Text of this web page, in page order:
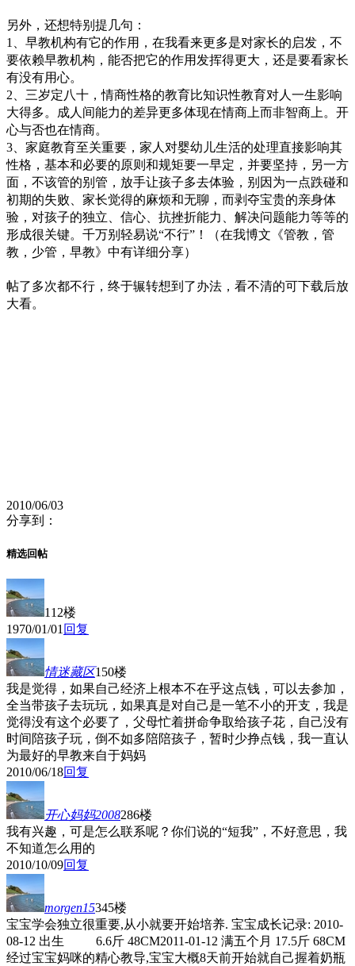
另外，还想特别提几句：
1、早教机构有它的作用，在我看来更多是对家长的启发，不
要依赖早教机构，能否把它的作用发挥得更大，还是要看家长
有没有用心。
2、三岁定八十，情商性格的教育比知识性教育对人一生影响
大得多。成人间能力的差异更多体现在情商上而非智商上。开
心与否也在情商。
3、家庭教育至关重要，家人对婴幼儿生活的处理直接影响其
性格，基本和必要的原则和规矩要一早定，并要坚持，另一方
面，不该管的别管，放手让孩子多去体验，别因为一点跌碰和
初期的失败、家长觉得的麻烦和无聊，而剥夺宝贵的亲身体
验，对孩子的独立、信心、抗挫折能力、解决问题能力等等的
形成很关键。千万别轻易说“不行”！（在我博文《管教，管
教，少管，早教》中有详细分享）
帖了多次都不行，终于辗转想到了办法，看不清的可下载后放
大看。
2010/06/03
分享到：
精选回帖
112楼
1970/01/01 回复
情迷藏区150楼
我是觉得，如果自己经济上根本不在乎这点钱，可以去参加，
全当带孩子去玩玩，如果真是对自己是一笔不小的开支，我是
觉得没有这个必要了，父母忙着拼命争取给孩子花，自己没有
时间陪孩子玩，倒不如多陪陪孩子，暂时少挣点钱，我一直认
为最好的早教来自于妈妈
2010/06/18回复
开心妈妈2008286楼
我有兴趣，可是怎么联系呢？你们说的“短我”，不好意思，我
不知道怎么用的
2010/10/09回复
morgen15345楼
宝宝学会独立很重要,从小就要开始培养. 宝宝成长记录: 2010-
08-12 出生 6.6斤 48CM2011-01-12 满五个月 17.5斤 68CM
经过宝宝妈咪的精心教导,宝宝大概8天前开始就自己握着奶瓶